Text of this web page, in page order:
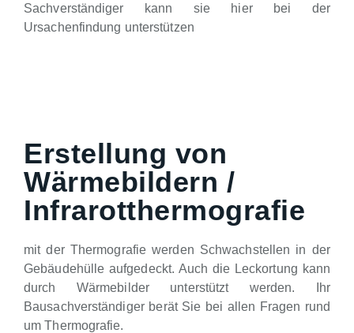
Sachverständiger kann sie hier bei der
Ursachenfindung unterstützen
Erstellung von
Wärmebildern /
Infrarotthermografie
mit der Thermografie werden Schwachstellen in der
Gebäudehülle aufgedeckt. Auch die Leckortung kann
durch Wärmebilder unterstützt werden. Ihr
Bausachverständiger berät Sie bei allen Fragen rund
um Thermografie.